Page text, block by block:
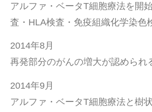
アルファ・ベータT細胞療法を開
査・HLA検査・免疫組織化学染色
2014年8月
再発部分のがんの増大が認められ
2014年9月
アルファ・ベータT細胞療法と樹